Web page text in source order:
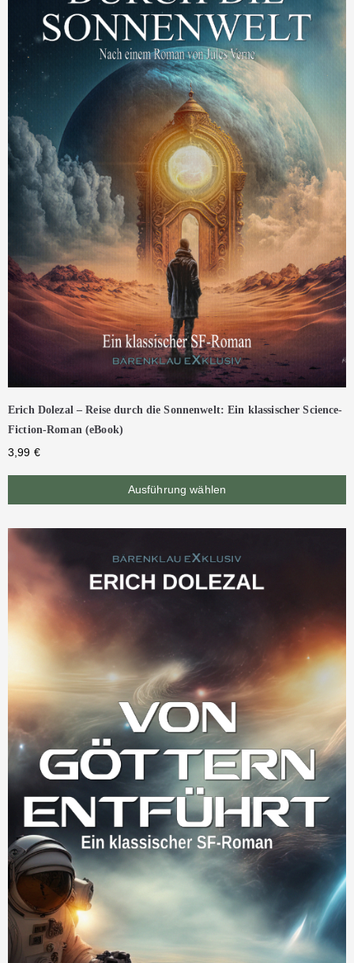
Erich Dolezal – Reise durch die Sonnenwelt: Ein klassischer Science-
Fiction-Roman (eBook)
3,99 €
Ausführung wählen